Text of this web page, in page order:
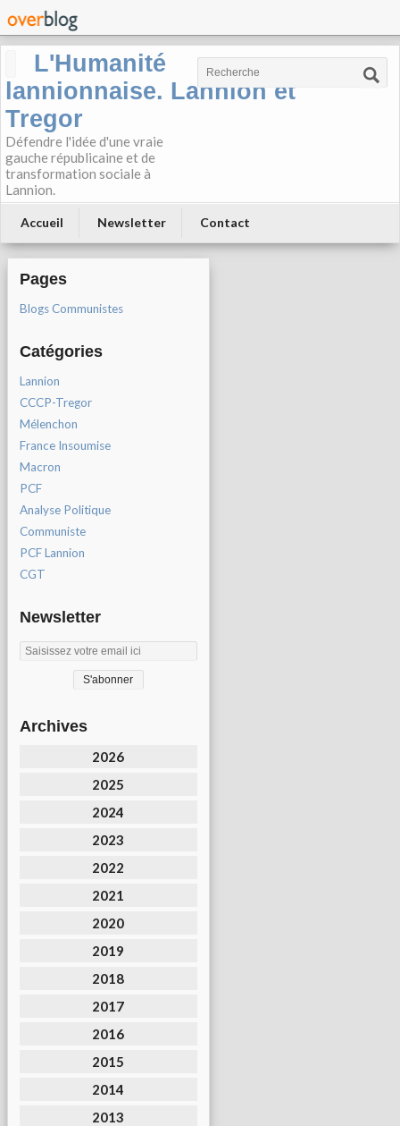
L'Humanité
lannionnaise. Lannion et
Tregor
Défendre l'idée d'une vraie
gauche républicaine et de
transformation sociale à
Lannion.
Accueil Newsletter Contact
Pages
Blogs Communistes
Catégories
Lannion
CCCP-Tregor
Mélenchon
France Insoumise
Macron
PCF
Analyse Politique
Communiste
PCF Lannion
CGT
Newsletter
Archives
2026
2025
2024
2023
2022
2021
2020
2019
2018
2017
2016
2015
2014
2013